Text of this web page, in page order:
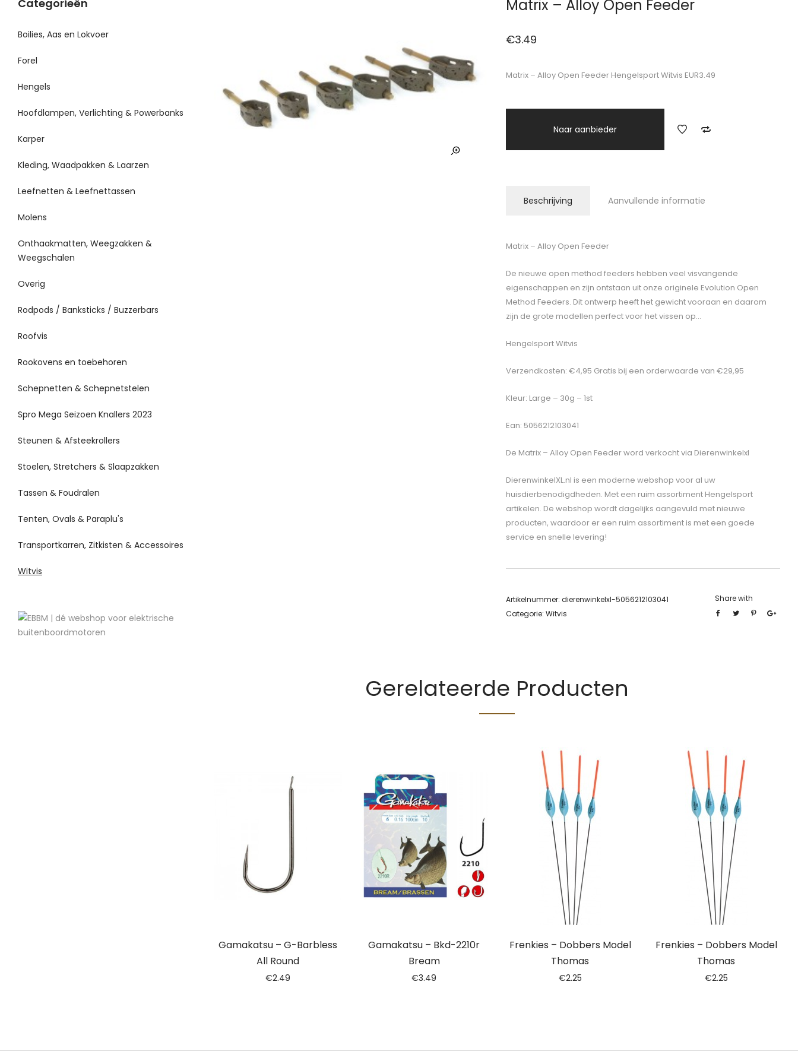
Matrix – Alloy Open Feeder
€3.49
Matrix – Alloy Open Feeder Hengelsport Witvis EUR3.49
Naar aanbieder
Beschrijving Aanvullende informatie
Matrix – Alloy Open Feeder
De nieuwe open method feeders hebben veel visvangende
eigenschappen en zijn ontstaan uit onze originele Evolution Open
Method Feeders. Dit ontwerp heeft het gewicht vooraan en daarom
zijn de grote modellen perfect voor het vissen op…
Hengelsport Witvis
Verzendkosten: €4,95 Gratis bij een orderwaarde van €29,95
Kleur: Large – 30g – 1st
Ean: 5056212103041
De Matrix – Alloy Open Feederword verkocht via Dierenwinkelxl
DierenwinkelXL.nl is een moderne webshop voor al uw
huisdierbenodigdheden. Met een ruim assortiment Hengelsport
artikelen. De webshop wordt dagelijks aangevuld met nieuwe
producten, waardoor er een ruim assortiment is met een goede
service en snelle levering!
Artikelnummer: dierenwinkelxl-5056212103041
Categorie: Witvis
Share with
Gerelateerde Producten
Gamakatsu – G-Barbless
All Round
€2.49
Gamakatsu – Bkd-2210r
Bream
€3.49
Frenkies – Dobbers Model
Thomas
€2.25
Frenkies – Dobbers Model
Thomas
€2.25
Categorieën
Boilies, Aas en Lokvoer
Forel
Hengels
Hoofdlampen, Verlichting & Powerbanks
Karper
Kleding, Waadpakken & Laarzen
Leefnetten & Leefnettassen
Molens
Onthaakmatten, Weegzakken &
Weegschalen
Overig
Rodpods / Banksticks / Buzzerbars
Roofvis
Rookovens en toebehoren
Schepnetten & Schepnetstelen
Spro Mega Seizoen Knallers 2023
Steunen & Afsteekrollers
Stoelen, Stretchers & Slaapzakken
Tassen & Foudralen
Tenten, Ovals & Paraplu's
Transportkarren, Zitkisten & Accessoires
Witvis